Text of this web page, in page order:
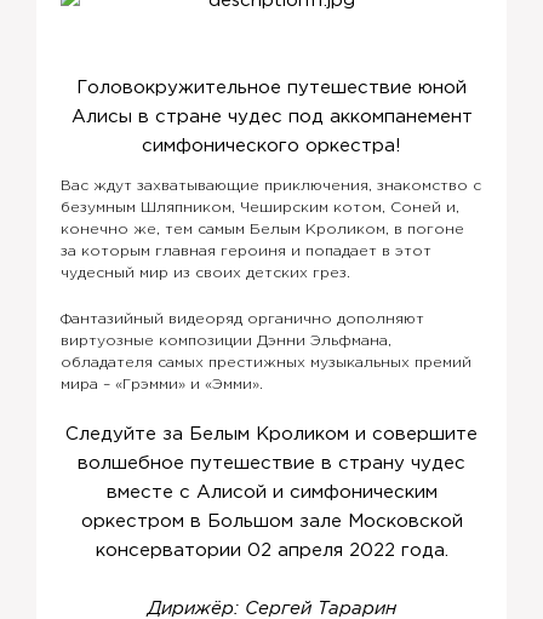
Головокружительное путешествие юной
Алисы в стране чудес под аккомпанемент
симфонического оркестра!
Вас ждут захватывающие приключения, знакомство с
безумным Шляпником, Чеширским котом, Соней и,
конечно же, тем самым Белым Кроликом, в погоне
за которым главная героиня и попадает в этот
чудесный мир из своих детских грез.
Фантазийный видеоряд органично дополняют
виртуозные композиции Дэнни Эльфмана,
обладателя самых престижных музыкальных премий
мира – «Грэмми» и «Эмми».
Следуйте за Белым Кроликом и совершите
волшебное путешествие в страну чудес
вместе с Алисой и симфоническим
оркестром в Большом зале Московской
консерватории 02 апреля 2022 года.
Дирижёр: Сергей Тарарин